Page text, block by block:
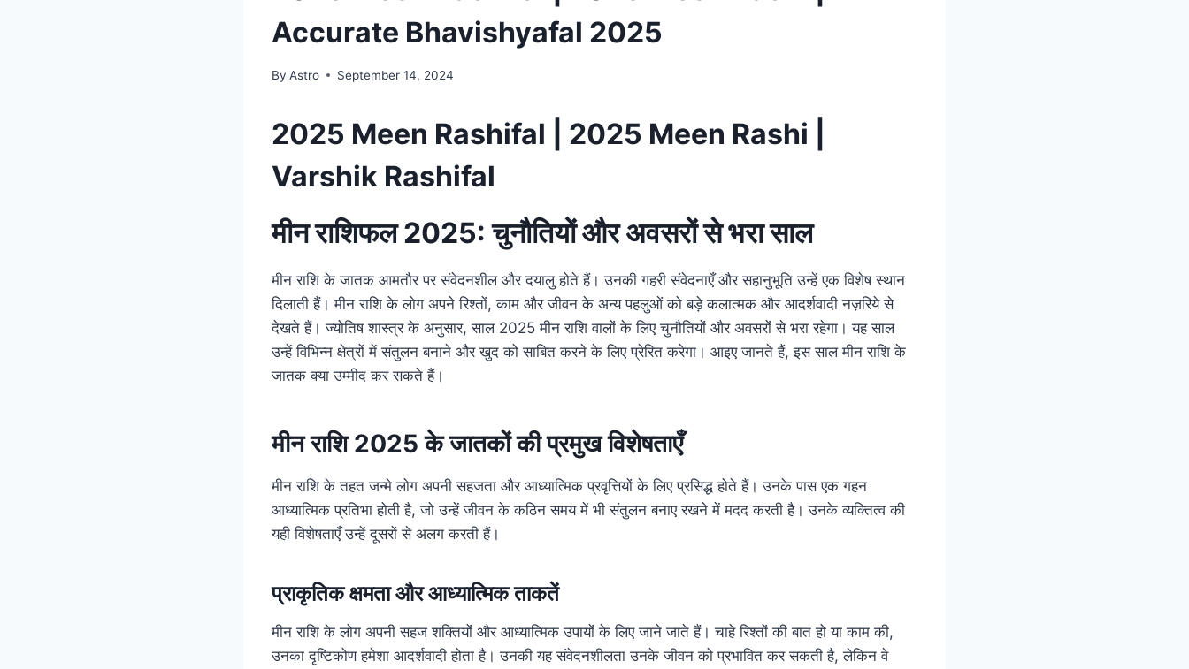
Accurate Bhavishyafal 2025
By Astro September 14, 2024
2025 Meen Rashifal | 2025 Meen Rashi |
Varshik Rashifal
मीन राशिफल 2025: चुनौतियों और अवसरों से भरा साल
मीन राशि के जातक आमतौर पर संवेदनशील और दयालु होते हैं। उनकी गहरी संवेदनाएँ और सहानुभूति उन्हें एक विशेष स्थान
दिलाती हैं। मीन राशि के लोग अपने रिश्तों, काम और जीवन के अन्य पहलुओं को बड़े कलात्मक और आदर्शवादी नज़रिये से
देखते हैं। ज्योतिष शास्त्र के अनुसार, साल 2025 मीन राशि वालों के लिए चुनौतियों और अवसरों से भरा रहेगा। यह साल
उन्हें विभिन्न क्षेत्रों में संतुलन बनाने और खुद को साबित करने के लिए प्रेरित करेगा। आइए जानते हैं, इस साल मीन राशि के
जातक क्या उम्मीद कर सकते हैं।
मीन राशि 2025 के जातकों की प्रमुख विशेषताएँ
मीन राशि के तहत जन्मे लोग अपनी सहजता और आध्यात्मिक प्रवृत्तियों के लिए प्रसिद्ध होते हैं। उनके पास एक गहन
आध्यात्मिक प्रतिभा होती है, जो उन्हें जीवन के कठिन समय में भी संतुलन बनाए रखने में मदद करती है। उनके व्यक्तित्व की
यही विशेषताएँ उन्हें दूसरों से अलग करती हैं।
प्राकृतिक क्षमता और आध्यात्मिक ताकतें
मीन राशि के लोग अपनी सहज शक्तियों और आध्यात्मिक उपायों के लिए जाने जाते हैं। चाहे रिश्तों की बात हो या काम की,
उनका दृष्टिकोण हमेशा आदर्शवादी होता है। उनकी यह संवेदनशीलता उनके जीवन को प्रभावित कर सकती है, लेकिन वे